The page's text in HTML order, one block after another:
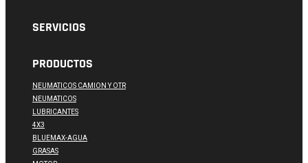
SERVICIOS
PRODUCTOS
NEUMATICOS CAMION Y OTR
NEUMATICOS
LUBRICANTES
4X3
BLUEMAX-AGUA
GRASAS